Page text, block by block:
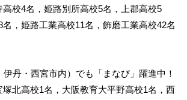
校4名，姫路別所高校5名，上郡高校5
，姫路工業高校11名，飾磨工業高校42名
丹・西宮市内）でも「まなび」躍進中！
北高校1名，大阪教育大平野高校1名，西